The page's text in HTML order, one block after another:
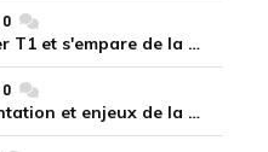
0commentaires
Hanwha Life Esports fait chuter T1 et s'empare de la deuxième place du Legend Group
0commentaires
LEC Summer Split 2026 : présentation et enjeux de la troisième semaine de compétition